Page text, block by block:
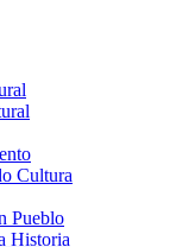
Cultura
Pueblo
Historia